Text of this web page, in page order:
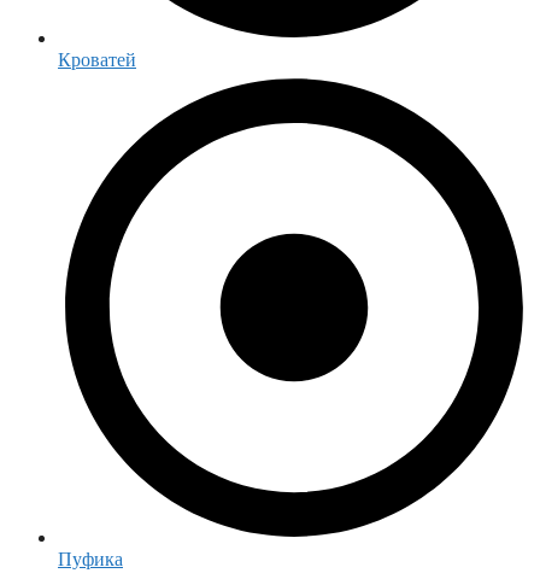
Кроватей
Пуфика